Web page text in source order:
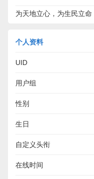
为天地立心，为生民立命
个人资料
UID
用户组
性别
生日
自定义头衔
在线时间